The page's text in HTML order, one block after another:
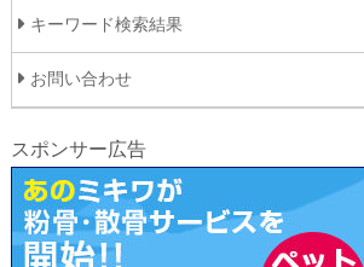
キーワード検索結果
お問い合わせ
スポンサー広告